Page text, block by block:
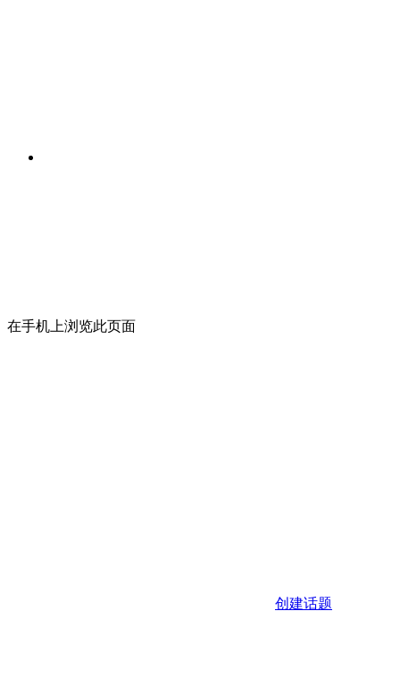
在手机上浏览此页面
创建话题